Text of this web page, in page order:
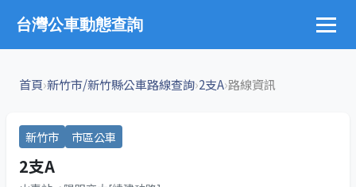
台灣公車動態查詢
首頁›新竹市/新竹縣公車路線查詢›2支A›路線資訊
新竹市 市區公車
2支A